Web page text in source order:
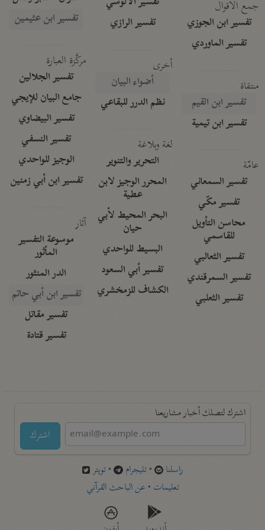
جمع الأقوال
تفسير ابن الجوزي
تفسير الماوردي
منتقاة
تفسير ابن القيم
تفسير ابن تيمية
عامّة
تفسير السمعاني
تفسير مكّي
محاسن التأويل
للقاسمي
تفسير الثعالبي
تفسير السمرقندي
تفسير الثعلبي
تفسير الرازي
أخرى
أضواء البيان
نظم الدرر للبقاعي
لغة وبلاغة
التحرير والتنوير
المحرر الوجيز لابن
عطية
البحر المحيط لأبي
حيان
البسيط للواحدي
تفسير أبي السعود
الكشاف للزمخشري
تفسير ابن عثيمين
مركَّزة العبارة
تفسير الجلالين
جامع البيان للإيجي
تفسير البيضاوي
تفسير النسفي
الوجيز للواحدي
تفسير ابن أبي زمنين
آثار
موسوعة التفسير
المأثور
الدر المنثور
تفسير ابن أبي حاتم
تفسير مقاتل
تفسير قتادة
اشترك لتصلك أخبار مشاريعنا
اشترك
راسلنا •تليجرام •تويتر
تعليمات •عن الباحث القرآني